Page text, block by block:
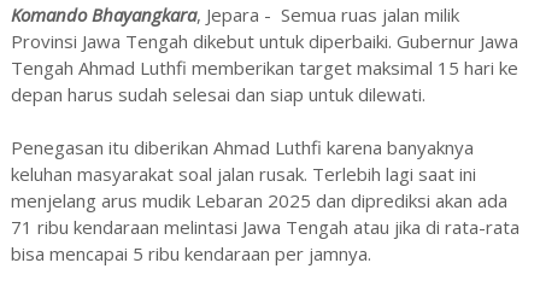
Komando Bhayangkara, Jepara - Semua ruas jalan milik
Provinsi Jawa Tengah dikebut untuk diperbaiki. Gubernur Jawa
Tengah Ahmad Luthfi memberikan target maksimal 15 hari ke
depan harus sudah selesai dan siap untuk dilewati.
Penegasan itu diberikan Ahmad Luthfi karena banyaknya
keluhan masyarakat soal jalan rusak. Terlebih lagi saat ini
menjelang arus mudik Lebaran 2025 dan diprediksi akan ada
71 ribu kendaraan melintasi Jawa Tengah atau jika di rata-rata
bisa mencapai 5 ribu kendaraan per jamnya.